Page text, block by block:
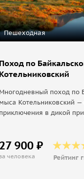
Пешеходная
Поход по
Котельниковский
Многодневный поход по
мыса Котельниковский —
приключения в дикой
27 900 ₽
человека Рейтинг